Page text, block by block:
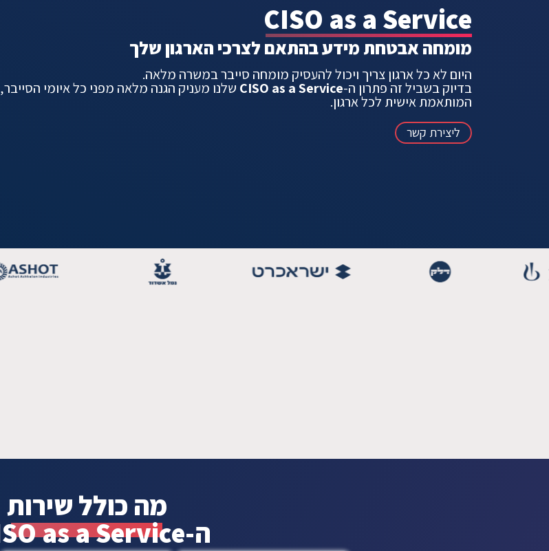
CISO as a Service
מומחה אבטחת מידע בהתאם לצרכי הארגון שלך
היום לא כל ארגון צריך ויכול להעסיק מומחה סייבר במשרה מלאה.
בדיוק בשביל זה פתרון ה-CISO as a Service שלנו מעניק הגנה מלאה מפני כל איומי הסייבר,
המותאמת אישית לכלארגון.
ליצירת קשר
מה כולל שירות
ה-CISO as a Service?